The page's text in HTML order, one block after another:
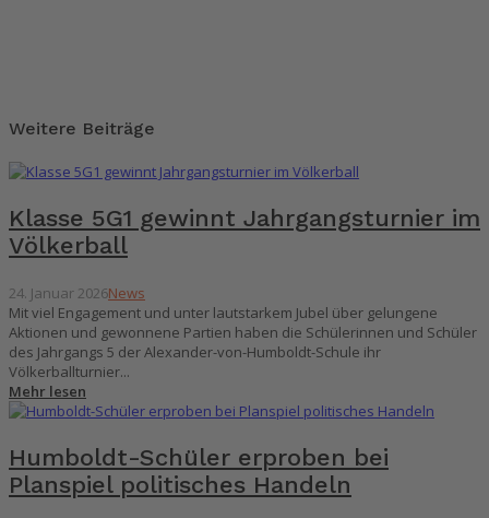
Weitere Beiträge
Klasse 5G1 gewinnt Jahrgangsturnier im
Völkerball
24. Januar 2026News
Mit viel Engagement und unter lautstarkem Jubel über gelungene
Aktionen und gewonnene Partien haben die Schülerinnen und Schüler
des Jahrgangs 5 der Alexander-von-Humboldt-Schule ihr
Völkerballturnier...
Mehr lesen
Humboldt-Schüler erproben bei
Planspiel politisches Handeln